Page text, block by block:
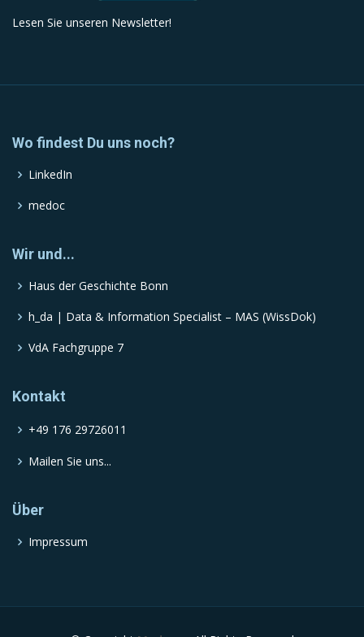
Lesen Sie unseren Newsletter!
Wo findest Du uns noch?
LinkedIn
medoc
Wir und...
Haus der Geschichte Bonn
h_da | Data & Information Specialist – MAS (WissDok)
VdA Fachgruppe 7
Kontakt
+49 176 29726011
Mailen Sie uns...
Über
Impressum